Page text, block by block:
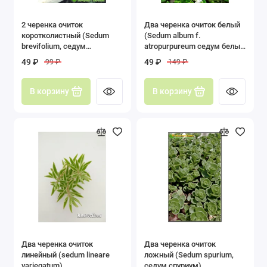
Адениум (Adenium)
Алоэ (Aloe)
Адромискус (Adromischus)
Анакампсерос (Anacampseros)
Аптения (Aptenia)
Гастерия (Gasteria)
Граптопеталум (Graptepetalum)
Крассула, Толстянка (Crassula)
Крестовник (Senecio)
2 черенка очиток
коротколистный (Sedum
brevifolium, седум
49 ₽ 99 ₽
В корзину
Два черенка очиток белый
(Sedum album f.
atropurpureum седум белый
49 ₽ 149 ₽
В корзину
Два черенка очиток
линейный (sedum lineare
Два черенка очиток
ложный (Sedum spurium,